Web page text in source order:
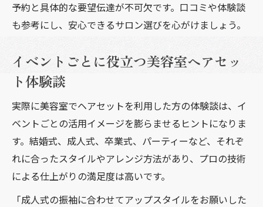
予約と具体的な要望伝達が不可欠です。口コミや体験談
も参考にし、安心できるサロン選びを心がけましょう。
イベントごとに役立つ美容室ヘアセッ
ト体験談
実際に美容室でヘアセットを利用した方の体験談は、イ
ベントごとの活用イメージを膨らませるヒントになりま
す。結婚式、成人式、卒業式、パーティーなど、それぞ
れに合ったスタイルやアレンジ方法があり、プロの技術
による仕上がりの満足度は高いです。
「成人式の振袖に合わせてアップスタイルをお願いした